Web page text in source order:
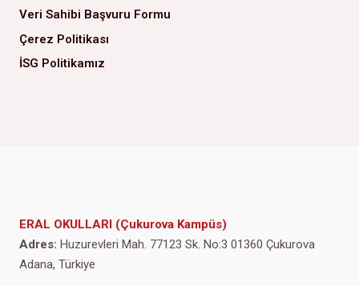
Veri Sahibi Başvuru Formu
Çerez Politikası
İSG Politikamız
ERAL OKULLARI (Çukurova Kampüs)
Adres: Huzurevleri Mah. 77123 Sk. No:3 01360 Çukurova
Adana, Türkiye